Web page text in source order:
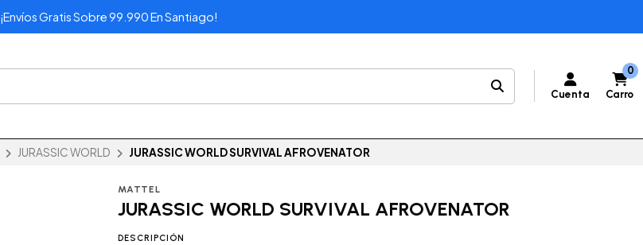
¡Envíos Gratis Sobre 99.990 En Santiago!
Cuenta
0
Carro
JURASSIC WORLD JURASSIC WORLD SURVIVAL AFROVENATOR
MATTEL
JURASSIC WORLD SURVIVAL AFROVENATOR
DESCRIPCIÓN